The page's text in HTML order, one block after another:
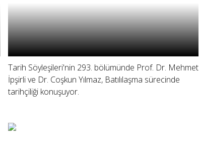
Tarih Söyleşileri'nin 293. bölümünde Prof. Dr. Mehmet
İpşirli ve Dr. Coşkun Yılmaz, Batılılaşma sürecinde
tarihçiliği konuşuyor.